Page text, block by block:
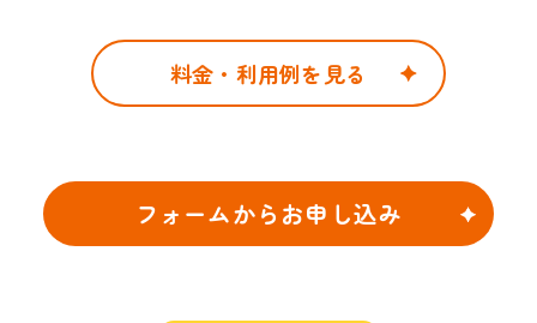
料金・利用例を見る
フォームからお申し込み